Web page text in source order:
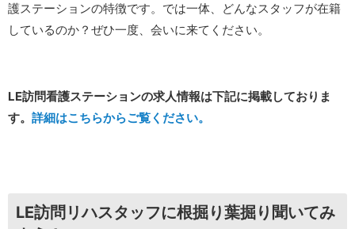
護ステーションの特徴です。では一体、どんなスタッフが在籍
しているのか？ぜひ一度、会いに来てください。
LE訪問看護ステーションの求人情報は下記に掲載しておりま
す。 詳細はこちらからご覧ください。
LE訪問リハスタッフに根掘り葉掘り聞いてみ